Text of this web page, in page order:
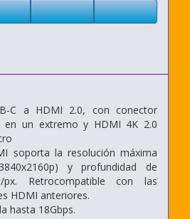
C a HDMI 2.0, con conector
en un extremo y HDMI 4K 2.0
soporta la resolución máxima
y profundidad de
Retrocompatible con las
HDMI anteriores.
hasta 18Gbps.